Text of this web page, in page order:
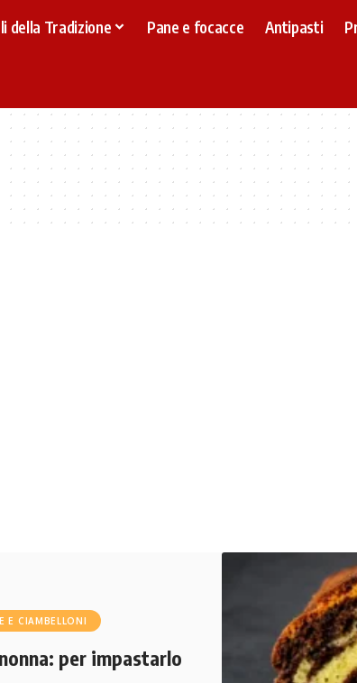
della Tradizione Pane e focacce Antipasti
E CIAMBELLONI
per impastarlo